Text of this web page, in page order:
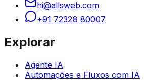
hi@allsweb.com
+91 72328 80007
Explorar
Agente IA
Automações e Fluxos com IA